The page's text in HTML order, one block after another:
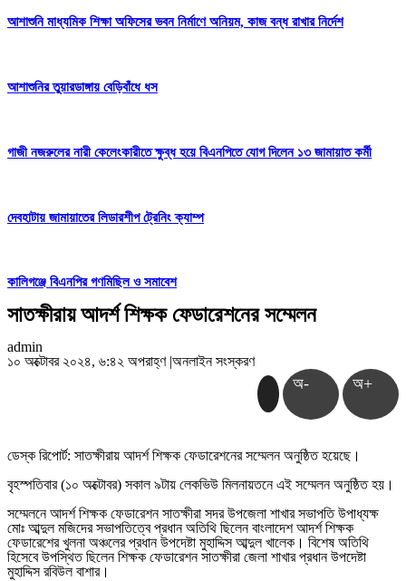
আশাশুনি মাধ্যমিক শিক্ষা অফিসের ভবন নির্মাণে অনিয়ম, কাজ বন্ধ রাখার নির্দেশ
আশাশুনির তুয়ারডাঙ্গায় বেড়িবাঁধে ধস
গাজী নজরুলের নারী কেলেংকারীতে ক্ষুব্ধ হয়ে বিএনপিতে যোগ দিলেন ১৩ জামায়াত কর্মী
দেবহাটায় জামায়াতের লিডারশীপ ট্রেনিং ক্যাম্প
কালিগঞ্জে বিএনপির গণমিছিল ও সমাবেশ
সাতক্ষীরায় আদর্শ শিক্ষক ফেডারেশনের সম্মেলন
admin
১০ অক্টোবর ২০২৪, ৬:৪২ অপরাহ্ণ |অনলাইন সংস্করণ
অ- অ+
ডেস্ক রিপোর্ট: সাতক্ষীরায় আদর্শ শিক্ষক ফেডারেশনের সম্মেলন অনুষ্ঠিত হয়েছে।
বৃহস্পতিবার (১০ অক্টোবর) সকাল ৯টায় লেকভিউ মিলনায়তনে এই সম্মেলন অনুষ্ঠিত হয়।
সম্মেলনে আদর্শ শিক্ষক ফেডারেশন সাতক্ষীরা সদর উপজেলা শাখার সভাপতি উপাধ্যক্ষ
মোঃ আব্দুল মজিদের সভাপতিত্বে প্রধান অতিথি ছিলেন বাংলাদেশ আদর্শ শিক্ষক
ফেডারেশের খুলনা অঞ্চলের প্রধান উপদেষ্টা মুহাদ্দিস আব্দুল খালেক। বিশেষ অতিথি
হিসেবে উপস্থিত ছিলেন শিক্ষক ফেডারেশন সাতক্ষীরা জেলা শাখার প্রধান উপদেষ্টা
মুহাদ্দিস রবিউল বাশার।